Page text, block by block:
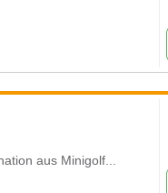
aus Minigolf...